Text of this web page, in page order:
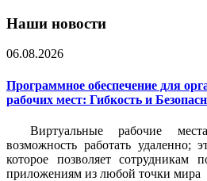
Наши новости
06.08.2026
Программное обеспечение для
рабочих мест: Гибкость и
Виртуальные рабочие
возможность работать удаленно;
которое позволяет сотрудникам
приложениям из любой точки мира